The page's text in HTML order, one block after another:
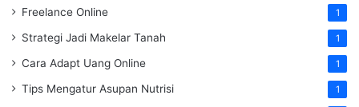
Freelance Online 1
Strategi Jadi Makelar Tanah 1
Cara Adapt Uang Online 1
Tips Mengatur Asupan Nutrisi 1